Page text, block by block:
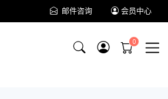
邮件咨询 会员中心